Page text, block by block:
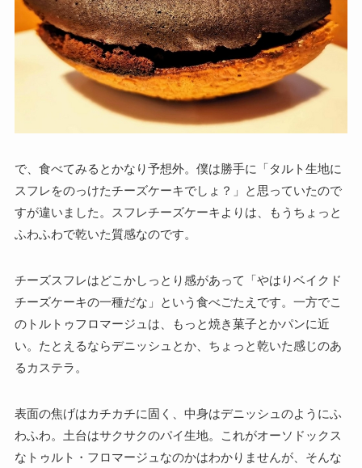
で、食べてみるとかなり予想外。僕は勝手に「タルト生地に
スフレをのっけたチーズケーキでしょ？」と思っていたので
すが違いました。 スフレチーズケーキよりは、もうちょっと
ふわふわで乾いた質感なのです。
チーズスフレはどこかしっとり感があって「やはりベイクド
チーズケーキの一種だな」という食べごたえです。一方でこ
のトルトゥフロマージュは、
もっと焼き菓子とかパンに近
い。 たとえるならデニッシュとか、ちょっと乾いた感じのあ
るカステラ。
表面の焦げはカチカチに固く、中身はデニッシュのようにふ
わふわ。土台はサクサクのパイ生地。これがオーソドックス
なトゥルト・フロマージュなのかはわかりませんが、そんな